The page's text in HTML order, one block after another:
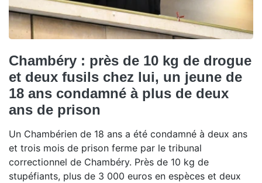
Chambéry : près de 10 kg de drogue
et deux fusils chez lui, un jeune de
18 ans condamné à plus de deux
ans de prison
Un Chambérien de 18 ans a été condamné à deux ans
et trois mois de prison ferme par le tribunal
correctionnel de Chambéry. Près de 10 kg de
stupéfiants, plus de 3 000 euros en espèces et deux